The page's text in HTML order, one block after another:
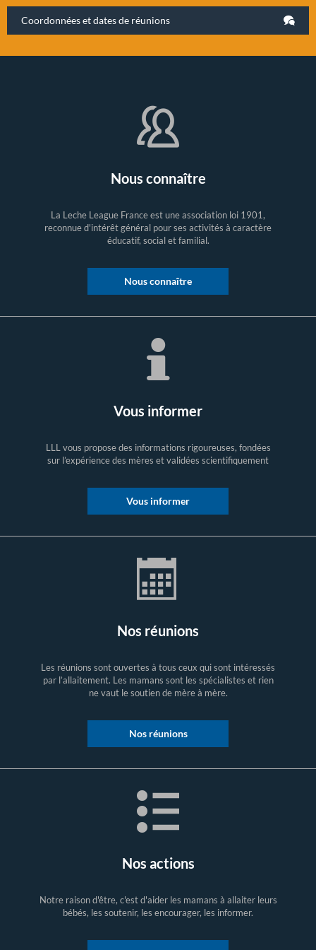
Coordonnées et dates de réunions
Nous connaître
La Leche League France est une association loi 1901,
reconnue d'intérêt général pour ses activités à caractère
éducatif, social et familial.
Nous connaître
Vous informer
LLL vous propose des informations rigoureuses, fondées
sur l’expérience des mères et validées scientifiquement
Vous informer
Nos réunions
Les réunions sont ouvertes à tous ceux qui sont intéressés
par l’allaitement. Les mamans sont les spécialistes et rien
ne vaut le soutien de mère à mère.
Nos réunions
Nos actions
Notre raison d'être, c'est d'aider les mamans à allaiter leurs
bébés, les soutenir, les encourager, les informer.